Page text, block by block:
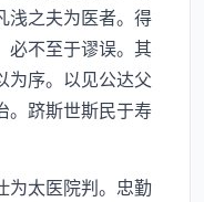
浅之夫为医者。得
必不至于谬误。其
为序。以见公达父
。跻斯世斯民于寿
太医院判。忠勤